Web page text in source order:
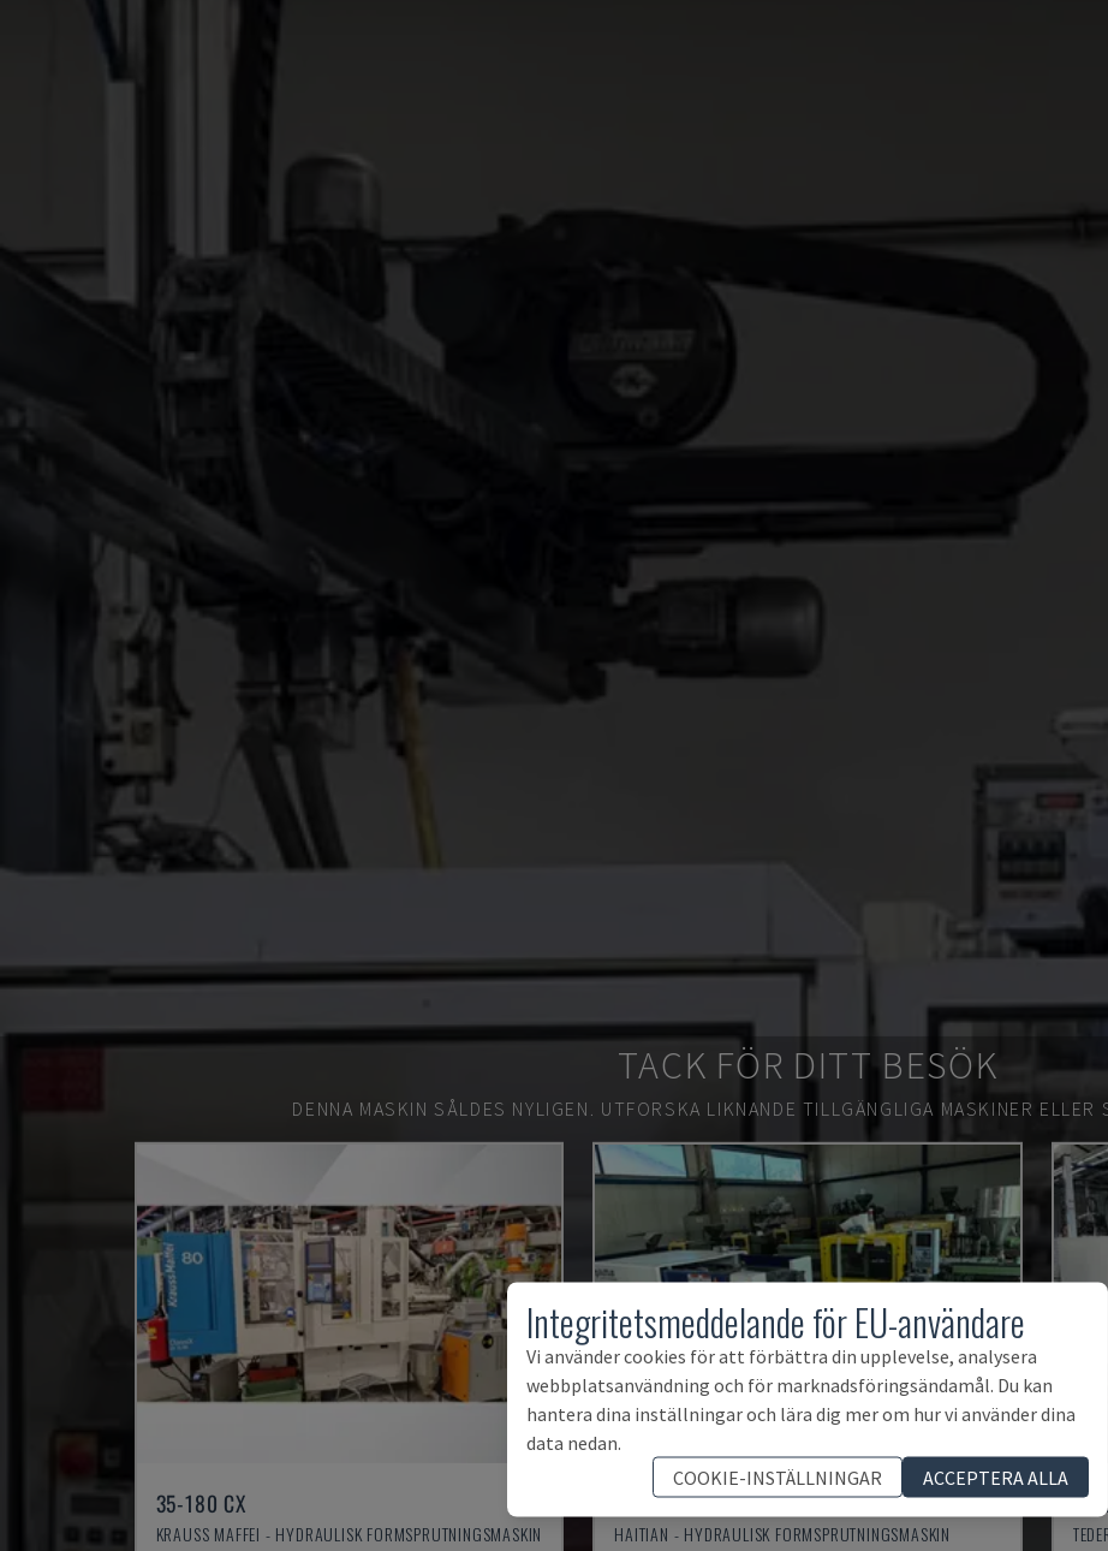
TACK FÖR DITT BESÖK
DENNA MASKIN SÅLDES NYLIGEN. UTFORSKA LIKNANDE TILLGÄNGLIGA MASKINER ELLER
35-180 CX
KRAUSS MAFFEI - HYDRAULISK FORMSPRUTNINGSMASKIN
MA900ІІ
HAITIAN - HYDRAULISK FORMSPRUTNINGSMASKIN
Integritetsmeddelande för EU-användare
Vi använder cookies för att förbättra din upplevelse, analysera
webbplatsanvändning och för marknadsföringsändamål. Du kan
hantera dina inställningar och lära dig mer om hur vi använder dina
data nedan.
COOKIE-INSTÄLLNINGAR
ACCEPTERA ALLA